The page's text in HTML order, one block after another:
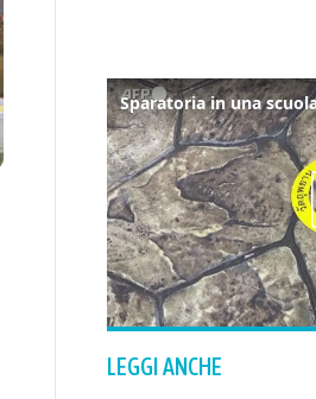
LEGGI ANCHE